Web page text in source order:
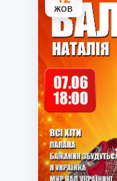
ЖОВ